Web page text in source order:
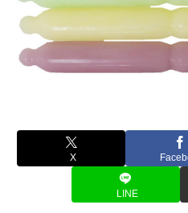
X
LINE